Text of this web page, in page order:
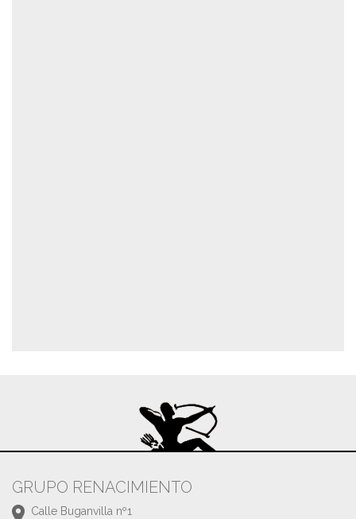
GRUPO RENACIMIENTO
Calle Buganvilla nº1